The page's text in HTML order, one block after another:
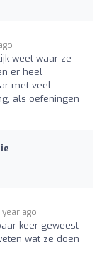
weet waar ze
er heel
met veel
als oefeningen
year ago
keer geweest
wat ze doen